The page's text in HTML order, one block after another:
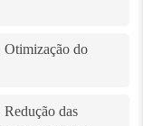
do
das